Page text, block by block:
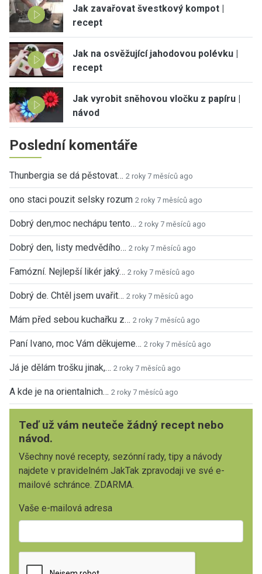
Jak zavařovat švestkový kompot |
recept
Jak na osvěžující jahodovou polévku |
recept
Jak vyrobit sněhovou vločku z papíru |
návod
Poslední komentáře
Thunbergia se dá pěstovat… 2 roky 7 měsíců ago
ono staci pouzit selsky rozum 2 roky 7 měsíců ago
Dobrý den,moc nechápu tento… 2 roky 7 měsíců ago
Dobrý den, listy medvědího… 2 roky 7 měsíců ago
Famózní. Nejlepší likér jaký… 2 roky 7 měsíců ago
Dobrý de. Chtěl jsem uvařit… 2 roky 7 měsíců ago
Mám před sebou kuchařku z… 2 roky 7 měsíců ago
Paní Ivano, moc Vám děkujeme… 2 roky 7 měsíců ago
Já je dělám trošku jinak,… 2 roky 7 měsíců ago
A kde je na orientalnich… 2 roky 7 měsíců ago
Teď už vám neuteče žádný recept nebo
návod.
Všechny nové recepty, sezónní rady, tipy a návody
najdete v pravidelném JakTak zpravodaji ve své e-
mailové schránce. ZDARMA.
Vaše e-mailová adresa